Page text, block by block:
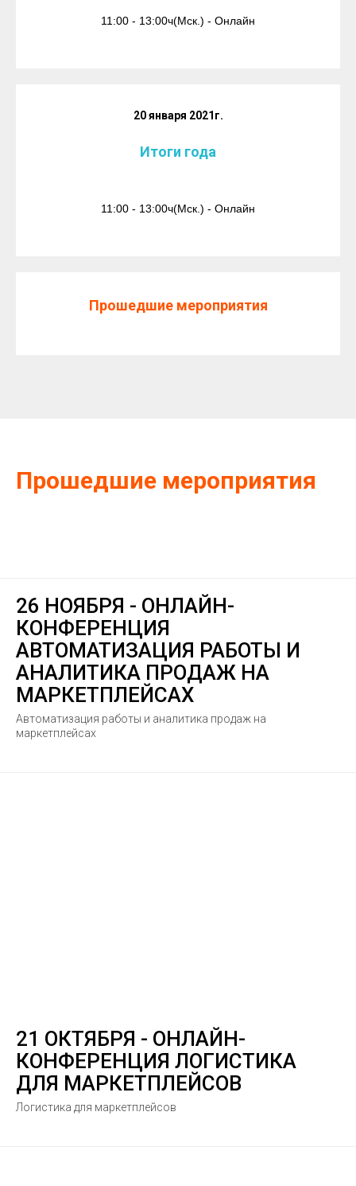
11:00 - 13:00ч(Мск.) - Онлайн
20 января 2021г.
Итоги года
11:00 - 13:00ч(Мск.) - Онлайн
Прошедшие мероприятия
Прошедшие мероприятия
26 НОЯБРЯ - ОНЛАЙН-
КОНФЕРЕНЦИЯ
АВТОМАТИЗАЦИЯ РАБОТЫ И
АНАЛИТИКА ПРОДАЖ НА
МАРКЕТПЛЕЙСАХ
Автоматизация работы и аналитика продаж на
маркетплейсах
21 ОКТЯБРЯ - ОНЛАЙН-
КОНФЕРЕНЦИЯ ЛОГИСТИКА
ДЛЯ МАРКЕТПЛЕЙСОВ
Логистика для маркетплейсов